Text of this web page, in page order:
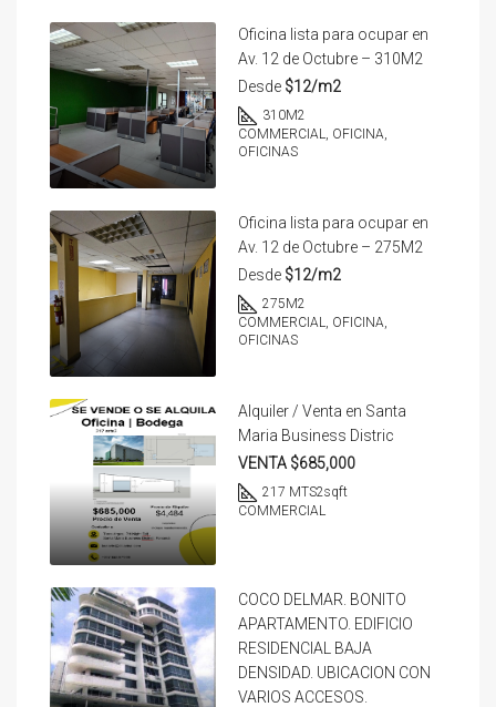
Oficina lista para ocupar en
Av. 12 de Octubre – 310M2
Desde $12/m2
310M2
COMMERCIAL, OFICINA,
OFICINAS
Oficina lista para ocupar en
Av. 12 de Octubre – 275M2
Desde $12/m2
275M2
COMMERCIAL, OFICINA,
OFICINAS
Alquiler / Venta en Santa
Maria Business Distric
VENTA $685,000
217 MTS2sqft
COMMERCIAL
COCO DELMAR. BONITO
APARTAMENTO. EDIFICIO
RESIDENCIAL BAJA
DENSIDAD. UBICACION CON
VARIOS ACCESOS.